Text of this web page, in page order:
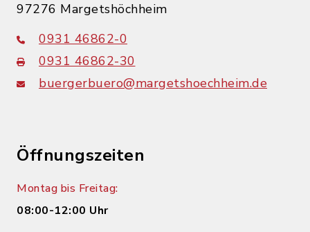
97276 Margetshöchheim
0931 46862-0
0931 46862-30
buergerbuero@margetshoechheim.de
Öffnungszeiten
Montag bis Freitag:
08:00-12:00 Uhr